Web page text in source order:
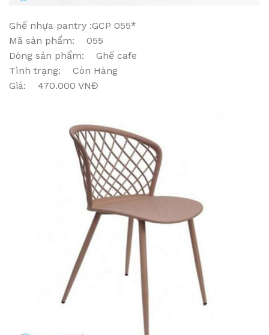
Ghế nhựa pantry :GCP 055*
Mã sản phẩm: 055
Dòng sản phẩm: Ghế cafe
Tình trạng: Còn Hàng
Giá: 470.000 VNĐ